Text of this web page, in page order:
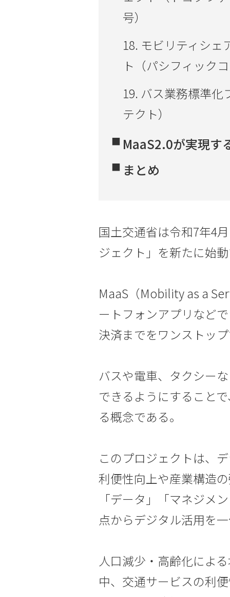
号）
18. モビリティシ
ト（パシフィック
19. バス業務標準
テクト）
MaaS2.0が実現す
まとめ
国土交通省は令和7年4
ジェクト」を新たに始
MaaS（Mobility as a
ートフォンアプリなど
決済までをワンストッ
バスや電車、タクシー
できるようにすること
る概念である。
このプロジェクトは、
利便性向上や産業構造
「データ」「マネジメ
点からデジタル活用を
人口減少・高齢化によ
中、交通サービスの利